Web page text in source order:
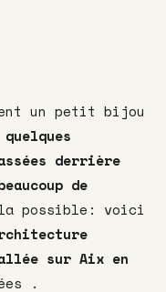
un petit bijou
derrière
de
possible: voici
sur Aix en
.